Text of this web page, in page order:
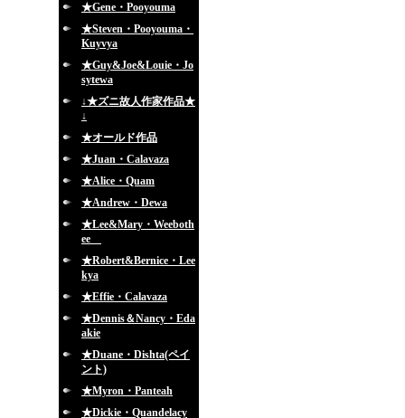
★Gene・Pooyouma
★Steven・Pooyouma・
Kuyvya
★Guy&Joe&Louie・Jo
sytewa
↓★ズニ故人作家作品★
↓
★オールド作品
★Juan・Calavaza
★Alice・Quam
★Andrew・Dewa
★Lee&Mary・Weeboth
ee
★Robert&Bernice・Lee
kya
★Effie・Calavaza
★Dennis＆Nancy・Eda
akie
★Duane・Dishta(ペイ
ント)
★Myron・Panteah
★Dickie・Quandelacy